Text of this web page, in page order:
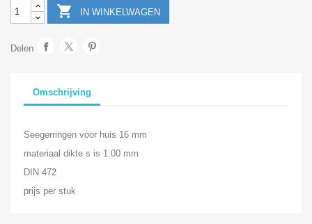
 IN WINKELWAGEN
Delen
Omschrijving
Seegerringen voor huis 16 mm
materiaal dikte s is 1.00 mm
DIN 472
prijs per stuk